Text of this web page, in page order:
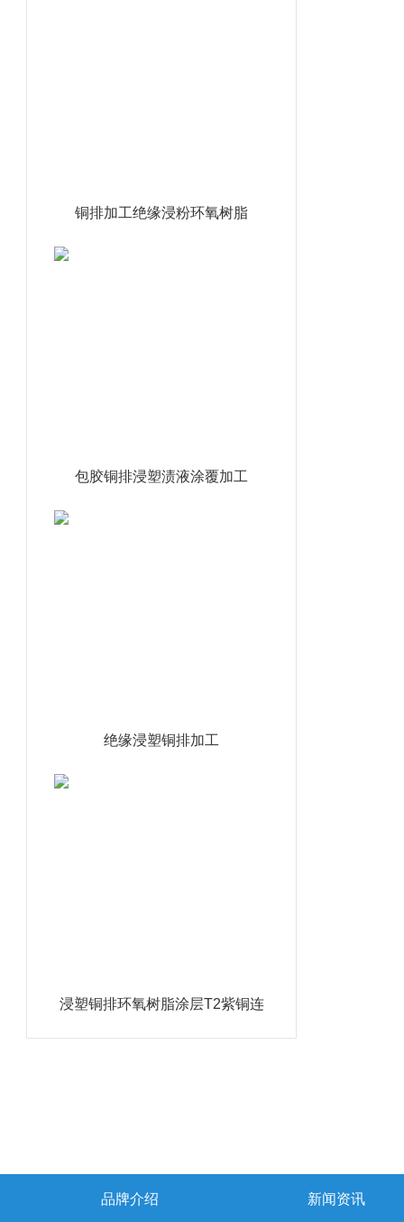
铜排加工绝缘浸粉环氧树脂
包胶铜排浸塑渍液涂覆加工
绝缘浸塑铜排加工
浸塑铜排环氧树脂涂层T2紫铜连
接排
品牌介绍 新闻资讯